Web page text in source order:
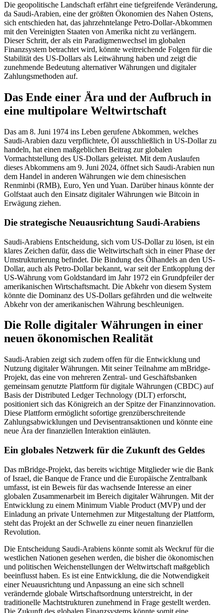
Die geopolitische Landschaft erfährt eine tiefgreifende Veränderung,
da Saudi-Arabien, eine der größten Ökonomien des Nahen Ostens,
sich entschieden hat, das jahrzehntelange Petro-Dollar-Abkommen
mit den Vereinigten Staaten von Amerika nicht zu verlängern.
Dieser Schritt, der als ein Paradigmenwechsel im globalen
Finanzsystem betrachtet wird, könnte weitreichende Folgen für die
Stabilität des US-Dollars als Leitwährung haben und zeigt die
zunehmende Bedeutung alternativer Währungen und digitaler
Zahlungsmethoden auf.
Das Ende einer Ära und der Aufbruch in
eine multipolare Weltwirtschaft
Das am 8. Juni 1974 ins Leben gerufene Abkommen, welches
Saudi-Arabien dazu verpflichtete, Öl ausschließlich in US-Dollar zu
handeln, hat einen maßgeblichen Beitrag zur globalen
Vormachtstellung des US-Dollars geleistet. Mit dem Auslaufen
dieses Abkommens am 9. Juni 2024, öffnet sich Saudi-Arabien nun
dem Handel in anderen Währungen wie dem chinesischen
Renminbi (RMB), Euro, Yen und Yuan. Darüber hinaus könnte der
Golfstaat auch den Einsatz digitaler Währungen wie Bitcoin in
Erwägung ziehen.
Die strategische Neuausrichtung Saudi-Arabiens
Saudi-Arabiens Entscheidung, sich vom US-Dollar zu lösen, ist ein
klares Zeichen dafür, dass die Weltwirtschaft sich in einer Phase der
Umstrukturierung befindet. Die Bindung des Ölhandels an den US-
Dollar, auch als Petro-Dollar bekannt, war seit der Entkopplung der
US-Währung vom Goldstandard im Jahr 1972 ein Grundpfeiler der
amerikanischen Wirtschaftsmacht. Die Abkehr von diesem System
könnte die Dominanz des US-Dollars gefährden und die weltweite
Abkehr von der amerikanischen Währung beschleunigen.
Die Rolle digitaler Währungen in einer
neuen ökonomischen Realität
Saudi-Arabien zeigt sich zudem offen für die Entwicklung und
Nutzung digitaler Währungen. Mit seiner Teilnahme am mBridge-
Projekt, das eine von mehreren Zentral- und Geschäftsbanken
gemeinsam genutzte Plattform für digitale Währungen (CBDC) auf
Basis der Distributed Ledger Technology (DLT) erforscht,
positioniert sich das Königreich an der Spitze der Finanzinnovation.
Diese Plattform ermöglicht sofortige grenzüberschreitende
Zahlungsabwicklungen und Devisentransaktionen und könnte eine
neue Ära der finanziellen Interaktion einläuten.
Ein globales Netzwerk für die Zukunft des Geldes
Das mBridge-Projekt, das bereits wichtige Mitglieder wie die Bank
of Israel, die Banque de France und die Europäische Zentralbank
umfasst, ist ein Beweis für das wachsende Interesse an einer
globalen Zusammenarbeit im Bereich digitaler Währungen. Mit der
Entwicklung zu einem Minimum Viable Product (MVP) und der
Einladung an private Unternehmen zur Mitgestaltung der Plattform,
steht das Projekt an der Schwelle zu einer neuen finanziellen
Revolution.
Die Entscheidung Saudi-Arabiens könnte somit als Weckruf für die
westlichen Nationen gesehen werden, die bisher die ökonomischen
und politischen Weichenstellungen der Weltwirtschaft maßgeblich
beeinflusst haben. Es ist eine Entwicklung, die die Notwendigkeit
einer Neuausrichtung und Anpassung an eine sich schnell
verändernde globale Wirtschaftsordnung unterstreicht, in der
traditionelle Machtstrukturen zunehmend in Frage gestellt werden.
Die Zukunft des globalen Finanzsystems könnte somit eine